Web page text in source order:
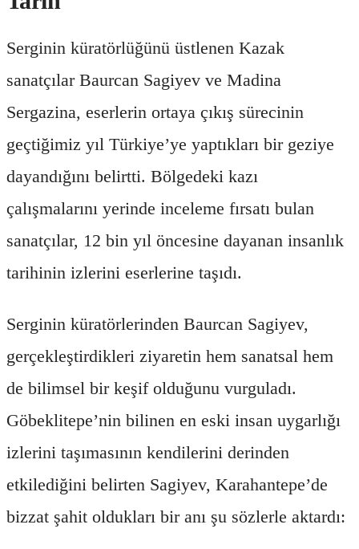
Serginin küratörlüğünü üstlenen Kazak
sanatçılar Baurcan Sagiyev ve Madina
Sergazina, eserlerin ortaya çıkış sürecinin
geçtiğimiz yıl Türkiye’ye yaptıkları bir geziye
dayandığını belirtti. Bölgedeki kazı
çalışmalarını yerinde inceleme fırsatı bulan
sanatçılar, 12 bin yıl öncesine dayanan insanlık
tarihinin izlerini eserlerine taşıdı.
Serginin küratörlerinden Baurcan Sagiyev,
gerçekleştirdikleri ziyaretin hem sanatsal hem
de bilimsel bir keşif olduğunu vurguladı.
Göbeklitepe’nin bilinen en eski insan uygarlığı
izlerini taşımasının kendilerini derinden
etkilediğini belirten Sagiyev, Karahantepe’de
bizzat şahit oldukları bir anı şu sözlerle aktardı: